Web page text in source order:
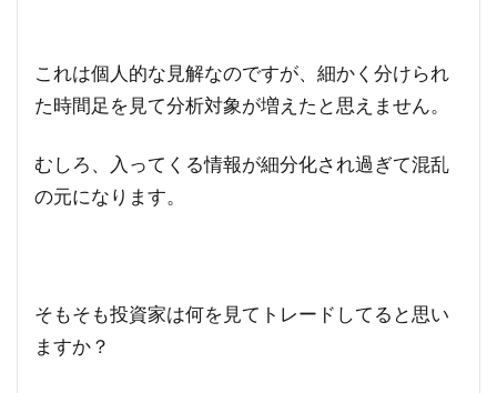
これは個人的な見解なのですが、細かく分けられ
た時間足を見て分析対象が増えたと思えません。
むしろ、入ってくる情報が細分化され過ぎて混乱
の元になります。
そもそも投資家は何を見てトレードしてると思い
ますか？